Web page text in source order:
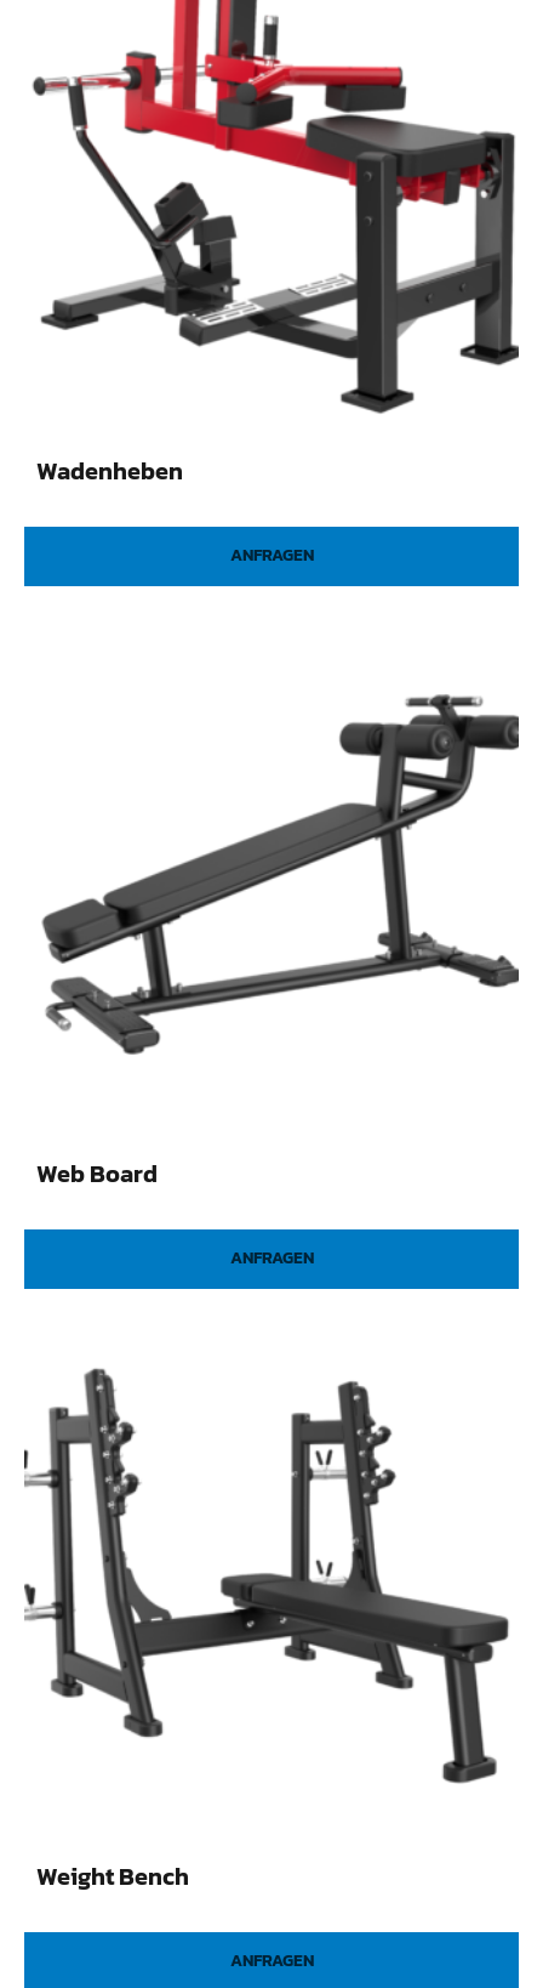
Wadenheben
ANFRAGEN
Web Board
ANFRAGEN
Weight Bench
ANFRAGEN